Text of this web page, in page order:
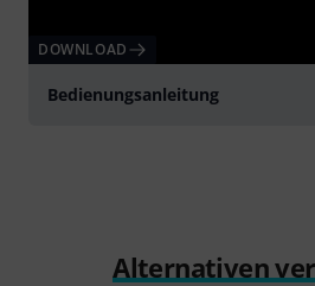
DOWNLOAD
Bedienungsanleitung
Alternativen